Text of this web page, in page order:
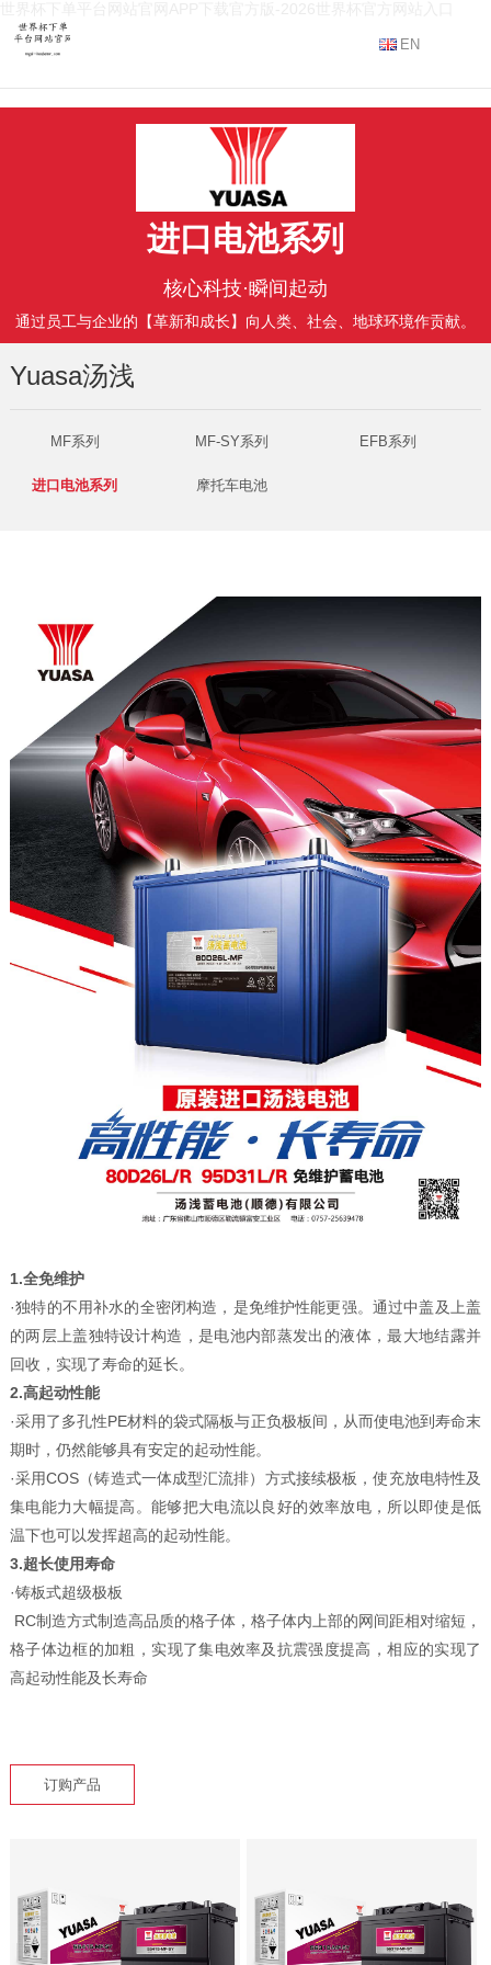
EN
进口电池系列
核心科技·瞬间起动
通过员工与企业的【革新和成长】向人类、社会、地球环境作贡献。
Yuasa汤浅
MF系列 MF-SY系列 EFB系列
进口电池系列 摩托车电池
1.全免维护
·独特的不用补水的全密闭构造，是免维护性能更强。通过中盖及上盖
的两层上盖独特设计构造，是电池内部蒸发出的液体，最大地结露并
回收，实现了寿命的延长。
2.高起动性能
·采用了多孔性PE材料的袋式隔板与正负极板间，从而使电池到寿命末
期时，仍然能够具有安定的起动性能。
·采用COS（铸造式一体成型汇流排）方式接续极板，使充放电特性及
集电能力大幅提高。能够把大电流以良好的效率放电，所以即使是低
温下也可以发挥超高的起动性能。
3.超长使用寿命
·铸板式超级极板
RC制造方式制造高品质的格子体，格子体内上部的网间距相对缩短，
格子体边框的加粗，实现了集电效率及抗震强度提高，相应的实现了
高起动性能及长寿命
订购产品